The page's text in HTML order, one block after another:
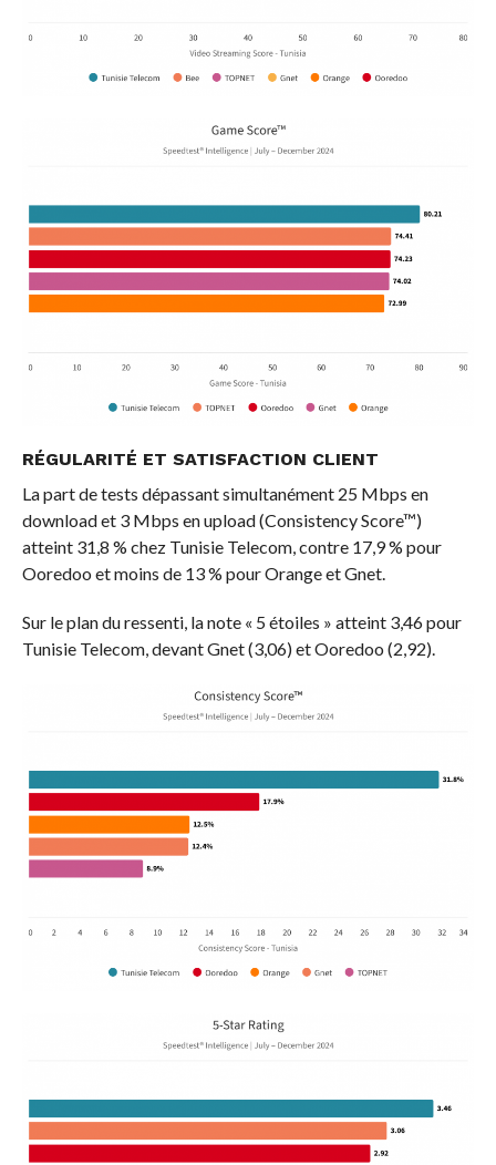
RÉGULARITÉ ET SATISFACTION CLIENT
La part de tests dépassant simultanément 25 Mbps en
download et 3 Mbps en upload (Consistency Score™)
atteint 31,8 % chez Tunisie Telecom, contre 17,9 % pour
Ooredoo et moins de 13 % pour Orange et Gnet.
Sur le plan du ressenti, la note « 5 étoiles » atteint 3,46 pour
Tunisie Telecom, devant Gnet (3,06) et Ooredoo (2,92).